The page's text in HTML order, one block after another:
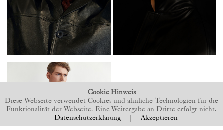
Cookie Hinweis
Diese Webseite verwendet Cookies und ähnliche Technologien für die
Funktionalität der Webseite. Eine Weitergabe an Dritte erfolgt nicht.
Datenschutzerklärung Akzeptieren